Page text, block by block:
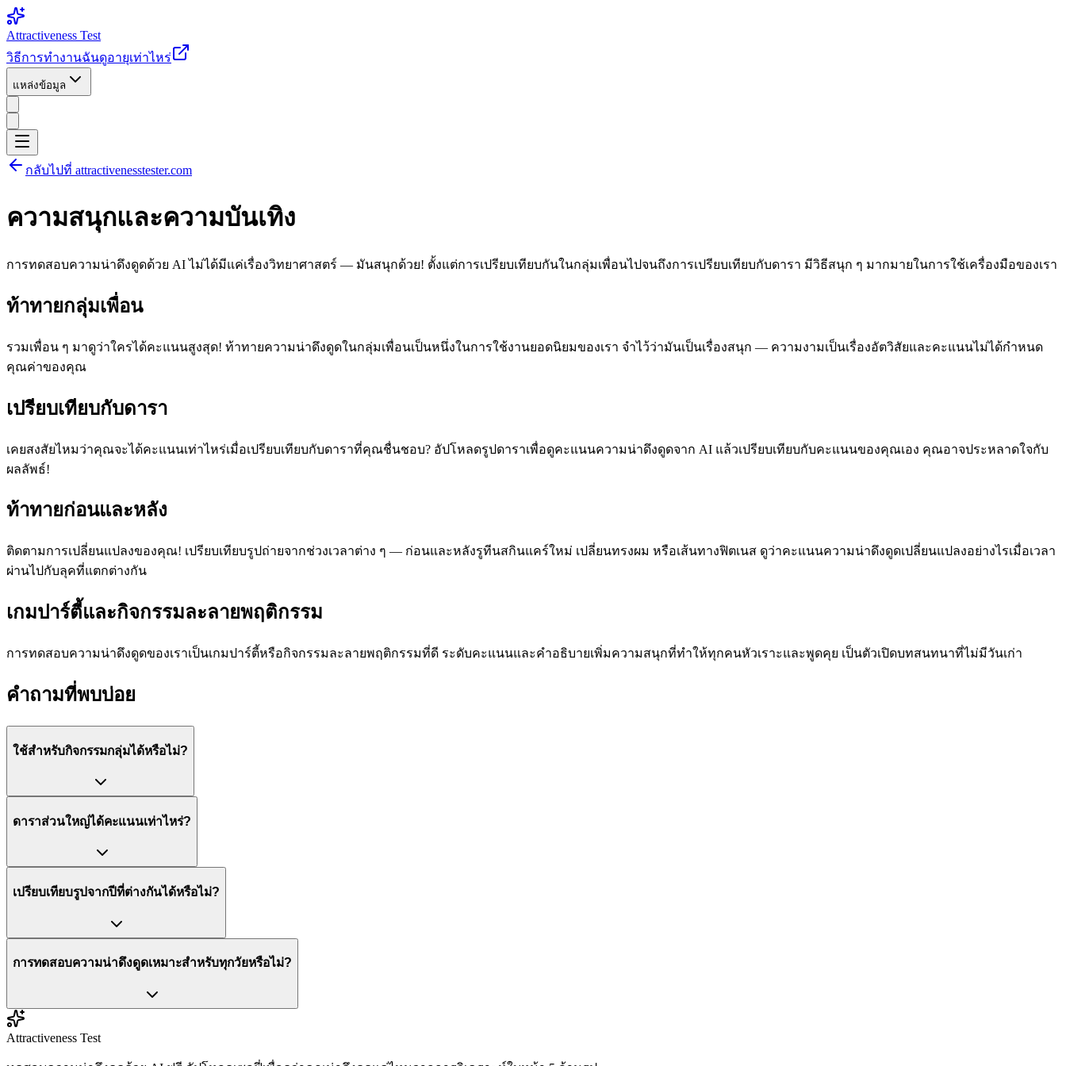
Attractiveness Test
วิธีการทำงานฉันดูอายุเท่าไหร่
แหล่งข้อมูล
กลับไปที่ attractivenesstester.com
ความสนุกและความบันเทิง
การทดสอบความน่าดึงดูดด้วย AI ไม่ได้มีแค่เรื่องวิทยาศาสตร์ — มันสนุกด้วย! ตั้งแต่การเปรียบเทียบกันในกลุ่มเพื่อนไปจนถึงการเปรียบเทียบกับดารา มีวิธีสนุก ๆ มากมายในการใช้เครื่องมือของเรา
ท้าทายกลุ่มเพื่อน
รวมเพื่อน ๆ มาดูว่าใครได้คะแนนสูงสุด! ท้าทายความน่าดึงดูดในกลุ่มเพื่อนเป็นหนึ่งในการใช้งานยอดนิยมของเรา จำไว้ว่ามันเป็นเรื่องสนุก — ความงามเป็นเรื่องอัตวิสัยและคะแนนไม่ได้กำหนด
คุณค่าของคุณ
เปรียบเทียบกับดารา
เคยสงสัยไหมว่าคุณจะได้คะแนนเท่าไหร่เมื่อเปรียบเทียบกับดาราที่คุณชื่นชอบ? อัปโหลดรูปดาราเพื่อดูคะแนนความน่าดึงดูดจาก AI แล้วเปรียบเทียบกับคะแนนของคุณเอง คุณอาจประหลาดใจกับ
ผลลัพธ์!
ท้าทายก่อนและหลัง
ติดตามการเปลี่ยนแปลงของคุณ! เปรียบเทียบรูปถ่ายจากช่วงเวลาต่าง ๆ — ก่อนและหลังรูทีนสกินแคร์ใหม่ เปลี่ยนทรงผม หรือเส้นทางฟิตเนส ดูว่าคะแนนความน่าดึงดูดเปลี่ยนแปลงอย่างไรเมื่อเวลา
ผ่านไปกับลุคที่แตกต่างกัน
เกมปาร์ตี้และกิจกรรมละลายพฤติกรรม
การทดสอบความน่าดึงดูดของเราเป็นเกมปาร์ตี้หรือกิจกรรมละลายพฤติกรรมที่ดี ระดับคะแนนและคำอธิบายเพิ่มความสนุกที่ทำให้ทุกคนหัวเราะและพูดคุย เป็นตัวเปิดบทสนทนาที่ไม่มีวันเก่า
คำถามที่พบบ่อย
ใช้สำหรับกิจกรรมกลุ่มได้หรือไม่?
ดาราส่วนใหญ่ได้คะแนนเท่าไหร่?
เปรียบเทียบรูปจากปีที่ต่างกันได้หรือไม่?
การทดสอบความน่าดึงดูดเหมาะสำหรับทุกวัยหรือไม่?
Attractiveness Test